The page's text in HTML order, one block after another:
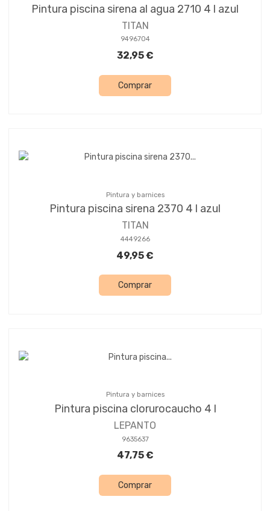
Pintura piscina sirena al agua 2710 4 l azul
TITAN
9496704
32,95 €
Comprar
Pintura y barnices
Pintura piscina sirena 2370 4 l azul
TITAN
4449266
49,95 €
Comprar
Pintura y barnices
Pintura piscina clorurocaucho 4 l
LEPANTO
9635637
47,75 €
Comprar